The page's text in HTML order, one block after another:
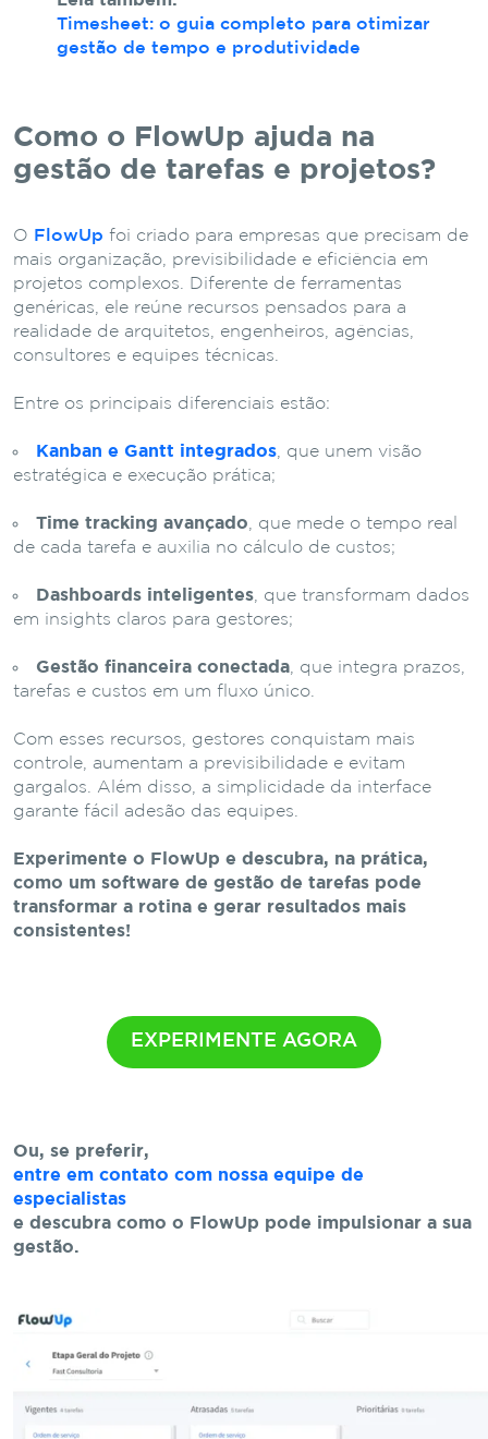
Timesheet: o guia completo para otimizar
gestão de tempo e produtividade
Como o FlowUp ajuda na
gestão de tarefas e projetos?
O FlowUp foi criado para empresas que precisam de
mais organização, previsibilidade e eficiência em
projetos complexos. Diferente de ferramentas
genéricas, ele reúne recursos pensados para a
realidade de arquitetos, engenheiros, agências,
consultores e equipes técnicas.
Entre os principais diferenciais estão:
Kanban e Gantt integrados , que unem visão
estratégica e execução prática;
Time tracking avançado , que mede o tempo real
de cada tarefa e auxilia no cálculo de custos;
Dashboards inteligentes , que transformam dados
em insights claros para gestores;
Gestão financeira conectada , que integra prazos,
tarefas e custos em um fluxo único.
Com esses recursos, gestores conquistam mais
controle, aumentam a previsibilidade e evitam
gargalos. Além disso, a simplicidade da interface
garante fácil adesão das equipes.
Experimente o FlowUp e descubra, na prática,
como um software de gestão de tarefas pode
transformar a rotina e gerar resultados mais
consistentes!
EXPERIMENTE AGORA
Ou, se preferir,
entre em contato com nossa equipe de
especialistas
e descubra como o FlowUp pode impulsionar a sua
gestão.